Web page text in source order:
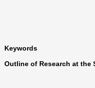
Keywords
Outline of Research at the